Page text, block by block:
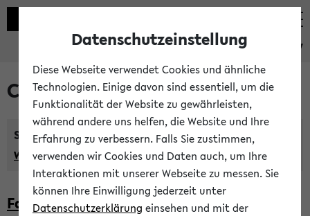
eKVV
Courses taught in English
Semester:
WiSe 2026/2027 SoSe 2026 Previous...
Faculty of Biology
Datenschutzeinstellung
Diese Webseite verwendet Cookies und ähnliche
Technologien. Einige davon sind essentiell, um die
Funktionalität der Website zu gewährleisten,
während andere uns helfen, die Website und Ihre
Erfahrung zu verbessern. Falls Sie zustimmen,
verwenden wir Cookies und Daten auch, um Ihre
Interaktionen mit unserer Webseite zu messen. Sie
können Ihre Einwilligung jederzeit unter
Datenschutzerklärung einsehen und mit der